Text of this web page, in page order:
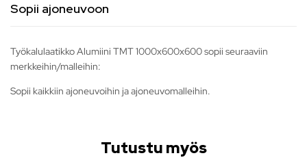
Sopii ajoneuvoon
Työkalulaatikko Alumiini TMT 1000x600x600 sopii seuraaviin
merkkeihin/malleihin:
Sopii kaikkiin ajoneuvoihin ja ajoneuvomalleihin.
Tutustu myös